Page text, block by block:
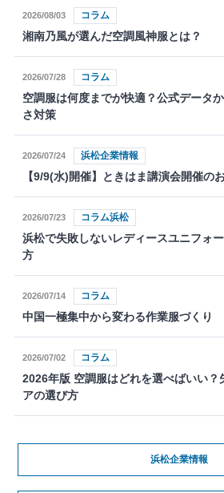
2026/08/03 コラム
湘南乃風が選んだ空調風神服とは？
2026/07/28 コラム
空調服は何度までが快適？公式データ
さ対策
2026/07/24 浜松企業情報
【9/9(水)開催】ときはま講演会開催の
2026/07/23 コラム浜松
浜松で失敗しないレディースユニフォ
方
2026/07/14 コラム
中国一極集中から変わる作業服づくり
2026/07/02 コラム
2026年版 空調服はどれを選べばいい？
アの選び方
浜松企業情報